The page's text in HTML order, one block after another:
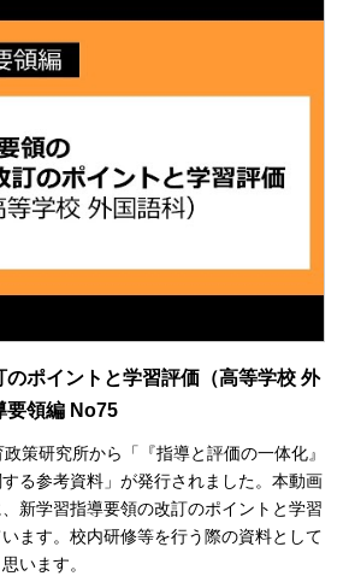
ポイントと学習評価（高等学校 外
要領編 No75
策研究所から「『指導と評価の一体化』
る参考資料」が発行されました。本動画
新学習指導要領の改訂のポイントと学習
ます。校内研修等を行う際の資料として
います。